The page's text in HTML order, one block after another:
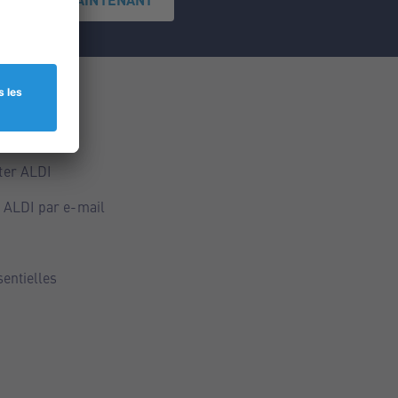
ALDI
par e-mail